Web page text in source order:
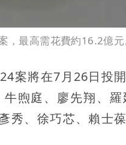
，最高需花費約16.2億
案將在7月26日投
煦庭、廖先翔、
秀、徐巧芯、賴士